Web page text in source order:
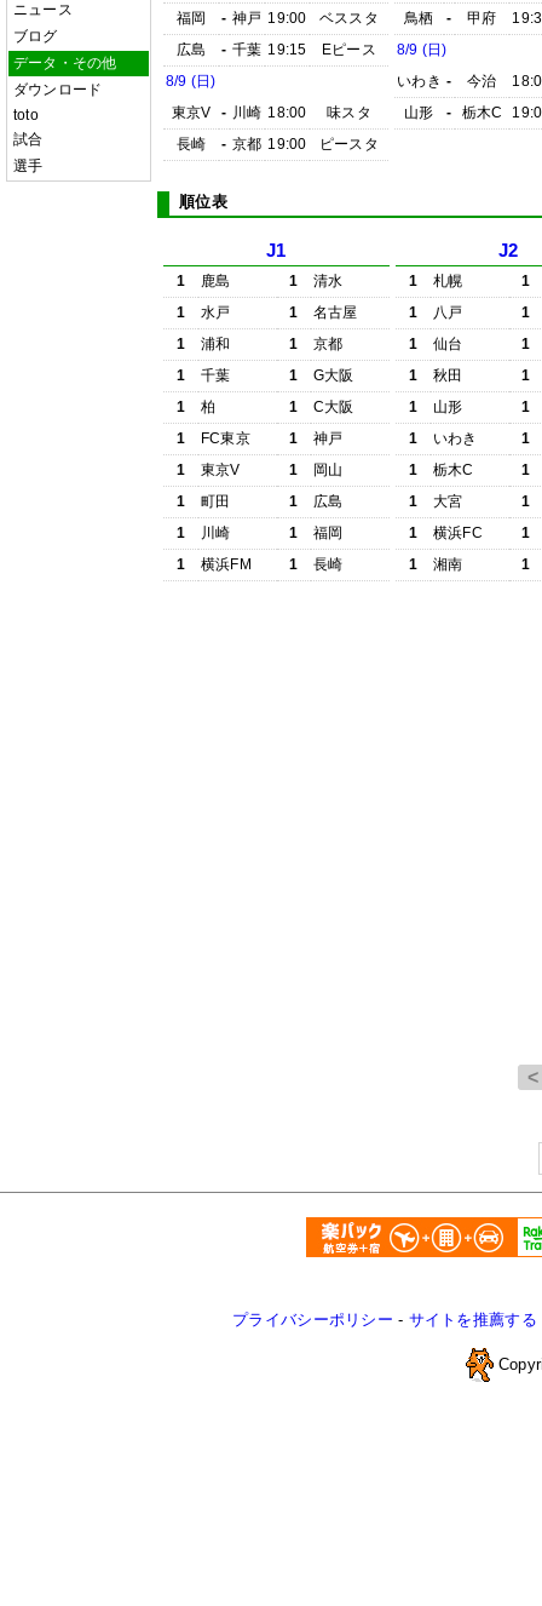
ニュース
ブログ
データ・その他
ダウンロード
toto
試合
選手
福岡
- 神戸 19:00
ベススタ
広島
- 千葉 19:15
Eピース
8/9 (日)
東京V
- 川崎 18:00
味スタ
長崎
- 京都 19:00 ピースタ
鳥栖
- 甲府
8/9 (日)
いわき - 今治
山形
- 栃木C
順位表
J1
1 鹿島 1
清水
1
水戸 1
名古屋
1
浦和 1
京都
1
千葉 1
G大阪
1
柏 1
C大阪
1
FC東京 1
神戸
1
東京V 1
岡山
1
町田 1
広島
1
川崎 1
福岡
1
横浜FM 1 長崎
J2
1 札幌
1
1
八戸
1
1
仙台
1
1
秋田
1
1
山形
1
1
いわき
1
1
栃木C
1
1
大宮
1
1
横浜FC
1
1
湘南 1
プライバシーポリシー - サイトを推薦する